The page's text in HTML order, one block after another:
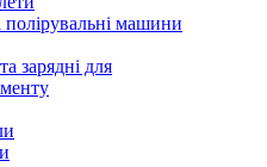
полірувальні машини
зарядні для